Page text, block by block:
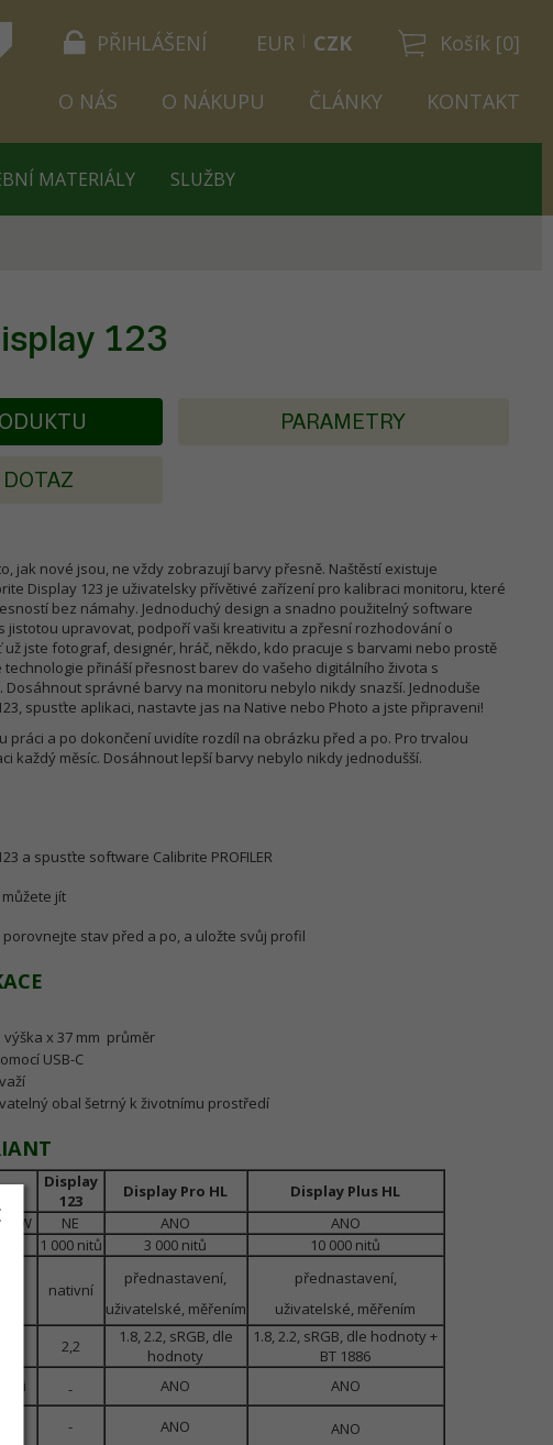
PŘIHLÁŠENÍ Košík [0]
EUR CZK
O NÁS O NÁKUPU ČLÁNKY KONTAKT
MATERIÁLY SLUŽBY
123
PARAMETRY
DOTAZ
jak nové jsou, ne vždy zobrazují barvy přesně. Naštěstí existuje
Display 123 je uživatelsky přívětivé zařízení pro kalibraci monitoru, které
bez námahy. Jednoduchý design a snadno použitelný software
jistotou upravovat, podpoří vaši kreativitu a zpřesní rozhodování o
jste fotograf, designér, hráč, někdo, kdo pracuje s barvami nebo prostě
technologie přináší přesnost barev do vašeho digitálního života s
správné barvy na monitoru nebylo nikdy snazší. Jednoduše
spusťte aplikaci, nastavte jas na Native nebo Photo a jste připraveni!
práci a po dokončení uvidíte rozdíl na obrázku před a po. Pro trvalou
každý měsíc. Dosáhnout lepší barvy nebylo nikdy jednodušší.
a spusťte software Calibrite PROFILER
jít
stav před a po, a uložte svůj profil
výška x 37 mm průměr
USB-C
obal šetrný k životnímu prostředí
Display
123
Display Pro HL
Display Plus HL
SW
NE ANO
ANO
1 000 nitů 3 000 nitů
10 000 nitů
nativní
přednastavení,
uživatelské, měřením
přednastavení,
uživatelské, měřením
2,2
1.8, 2.2, sRGB, dle
hodnoty
1.8, 2.2, sRGB, dle hodnoty +
BT 1886
- ANO
ANO
- ANO
ANO